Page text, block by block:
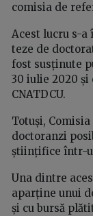
comisia de
Acest lucru s-
teze de
fost susținute
30 iulie 2020
CNATDCU.
Totuși,
doctoranzi
științifice într-
Una dintre
aparține unui
și cu bursă